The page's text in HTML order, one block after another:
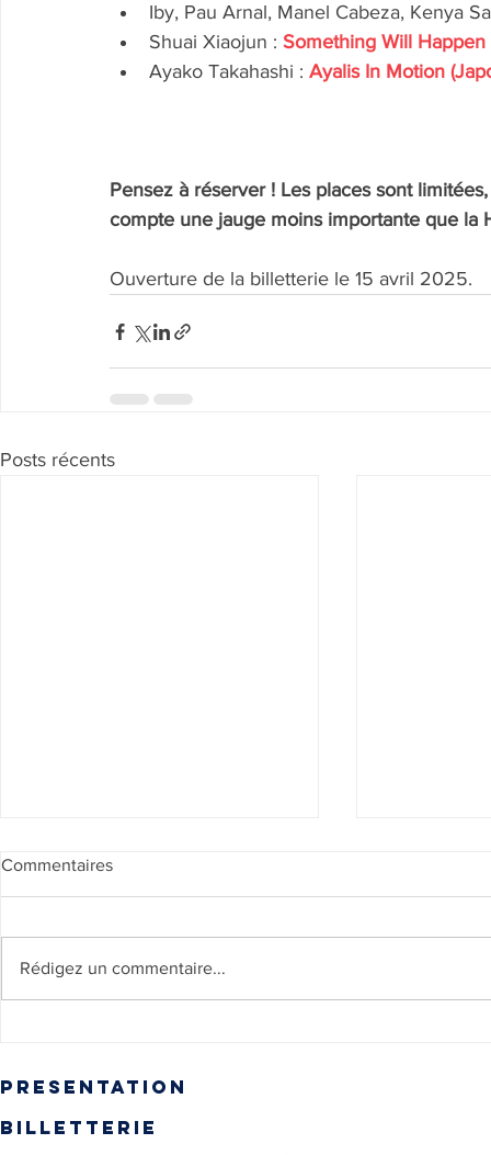
Iby, Pau Arnal, Manel Cabeza, Kenya
Shuai Xiaojun : Something Will Happen
Ayako Takahashi : Ayalis In Motion
Pensez à réserver ! Les places sont
compte une jauge moins importante que la
Ouverture de la billetterie le 15 avril 2025.
Posts récents
Commentaires
Rédigez un commentaire...
presentation
billetterie